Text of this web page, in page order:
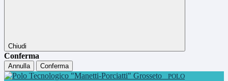
Chiudi
Conferma
Annulla
Conferma
POLO